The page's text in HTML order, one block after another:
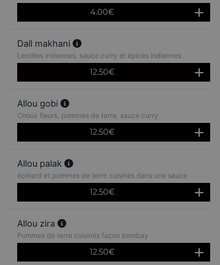
4.00€
Dall makhani
Lentilles indiennes, sauce curry et épices indiennes
12.50€
Allou gobi
Choux fleurs, pommes de terre, sauce curry
12.50€
Allou palak
épinard et pommes de terre cuisinés dans une sauce
12.50€
Allou zira
Pommes de terre cuisinés façon bombay
12.50€